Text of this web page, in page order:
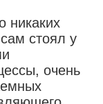
никаких
стоял у
очень